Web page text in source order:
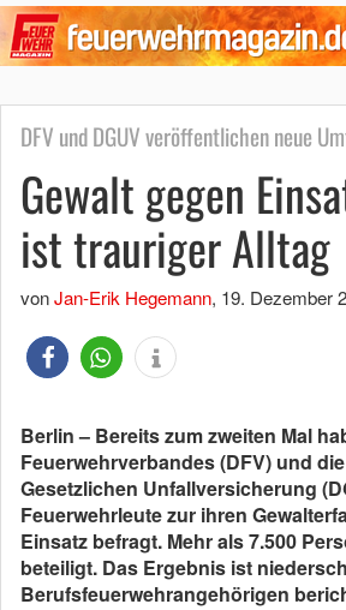
DFV und DGUV veröffentlichen neue
Gewalt gegen
ist trauriger Alltag
vonJan-Erik Hegemann, 19. Dezember
Berlin – Bereits zum zweiten Mal
Feuerwehrverbandes (DFV) und
Gesetzlichen Unfallversicherung
Feuerwehrleute zur ihren
Einsatz befragt. Mehr als 7.500
beteiligt. Das Ergebnis ist
Berufsfeuerwehrangehörigen